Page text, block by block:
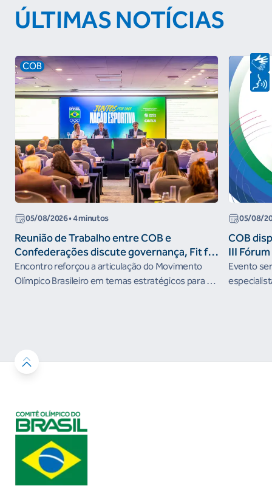
ÚLTIMAS NOTÍCIAS
COB
05/08/2026• 4 minutos
Reunião de Trabalho entre COB e
Confederações discute governança, Fit for
the Future e presença do Brasil em
organismos internacionais
Encontro reforçou a articulação do Movimento
Olímpico Brasileiro em temas estratégicos para os
05/08/
COB
III
Evento